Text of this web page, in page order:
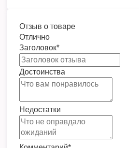
Отзыв о товаре
Отлично
Заголовок*
Достоинства
Недостатки